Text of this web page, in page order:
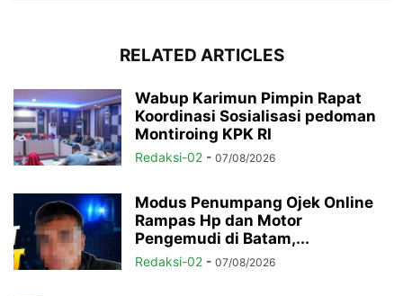
RELATED ARTICLES
Wabup Karimun Pimpin Rapat
Koordinasi Sosialisasi pedoman
Montiroing KPK RI
Redaksi-02 - 07/08/2026
Modus Penumpang Ojek Online
Rampas Hp dan Motor
Pengemudi di Batam,...
Redaksi-02 - 07/08/2026